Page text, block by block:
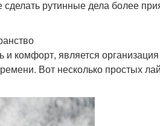
рутинные дела более
комфорт, является
Вот несколько простых